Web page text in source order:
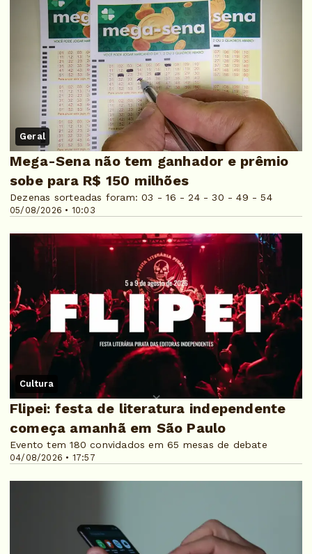
Geral
05/08/2026 • 10:03
Mega-Sena não tem ganhador e prêmio
sobe para R$ 150 milhões
Dezenas sorteadas foram: 03 - 16 - 24 - 30 - 49 - 54
Cultura
04/08/2026 • 17:57
Flipei: festa de literatura independente
começa amanhã em São Paulo
Evento tem 180 convidados em 65 mesas de debate